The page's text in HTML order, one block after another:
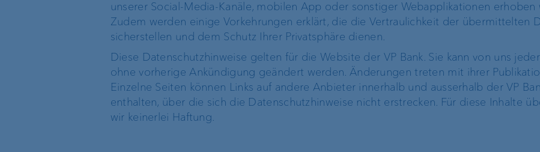
Portal
Banking für alle unter 30
Vermögensverwaltung
Anlageprodukte
Finanzplanung
Hypotheken &
unserer Social-Media-Kanäle, mobilen App oder sonstiger Webapplikationen erhoben
Zudem werden einige Vorkehrungen erklärt, die die Vertraulichkeit der übermittelten
sicherstellen und dem Schutz Ihrer Privatsphäre dienen.
Diese Datenschutzhinweise gelten für die Website der VP Bank. Sie kann von uns
ohne vorherige Ankündigung geändert werden. Änderungen treten mit ihrer
Einzelne Seiten können Links auf andere Anbieter innerhalb und ausserhalb der VP
enthalten, über die sich die Datenschutzhinweise nicht erstrecken. Für diese Inhalte
wir keinerlei Haftung.